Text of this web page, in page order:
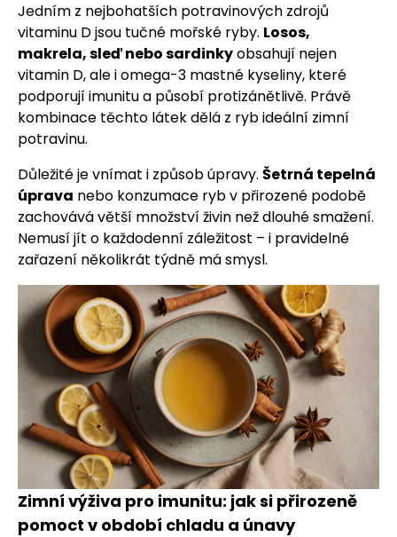
Jedním z nejbohatších potravinových zdrojů
vitaminu D jsou tučné mořské ryby. Losos,
makrela, sleď nebo sardinkyobsahují nejen
vitamin D, ale i omega-3 mastné kyseliny, které
podporují imunitu a působí protizánětlivě. Právě
kombinace těchto látek dělá z ryb ideální zimní
potravinu.
Důležité je vnímat i způsob úpravy. Šetrná tepelná
úprava nebo konzumace ryb v přirozené podobě
zachovává větší množství živin než dlouhé smažení.
Nemusí jít o každodenní záležitost – i pravidelné
zařazení několikrát týdně má smysl.
Zimní výživa pro imunitu: jak si přirozeně
pomoct v období chladu a únavy